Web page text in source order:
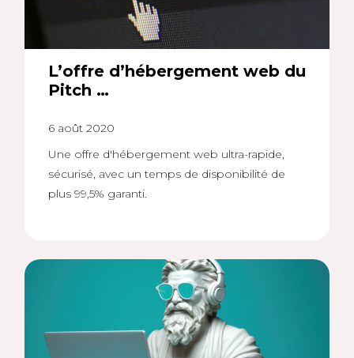
L’offre d’hébergement web du
Pitch …
6 août 2020
Une offre d'hébergement web ultra-rapide,
sécurisé, avec un temps de disponibilité de
plus 99,5% garanti.